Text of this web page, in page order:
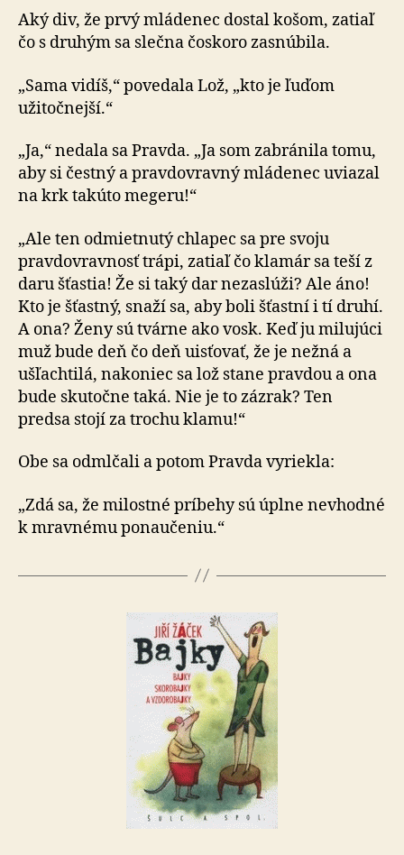
Aký div, že prvý mládenec dostal košom, zatiaľ
čo s druhým sa slečna čoskoro zasnúbila.
„Sama vidíš,“ povedala Lož, „kto je ľuďom
užitočnejší.“
„Ja,“ nedala sa Pravda. „Ja som zabránila tomu,
aby si čestný a pravdovravný mládenec uviazal
na krk takúto megeru!“
„Ale ten odmietnutý chlapec sa pre svoju
pravdovravnosť trápi, zatiaľ čo klamár sa teší z
daru šťastia! Že si taký dar nezaslúži? Ale áno!
Kto je šťastný, snaží sa, aby boli šťastní i tí druhí.
A ona? Ženy sú tvárne ako vosk. Keď ju milujúci
muž bude deň čo deň uisťovať, že je nežná a
ušľachtilá, nakoniec sa lož stane pravdou a ona
bude skutočne taká. Nie je to zázrak? Ten
predsa stojí za trochu klamu!“
Obe sa odmlčali a potom Pravda vyriekla:
„Zdá sa, že milostné príbehy sú úplne nevhodné
k mravnému ponaučeniu.“